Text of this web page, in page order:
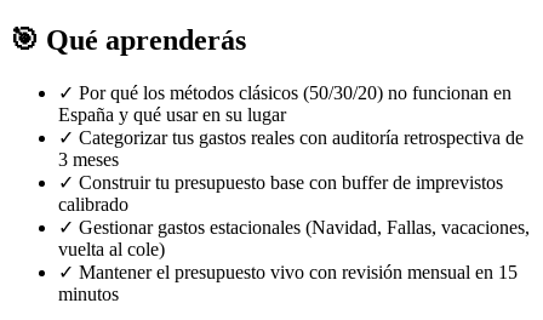
🎯 Qué aprenderás
✓ Por qué los métodos clásicos (50/30/20) no funcionan en
España y qué usar en su lugar
✓ Categorizar tus gastos reales con auditoría retrospectiva de
3 meses
✓ Construir tu presupuesto base con buffer de imprevistos
calibrado
✓ Gestionar gastos estacionales (Navidad, Fallas, vacaciones,
vuelta al cole)
✓ Mantener el presupuesto vivo con revisión mensual en 15
minutos